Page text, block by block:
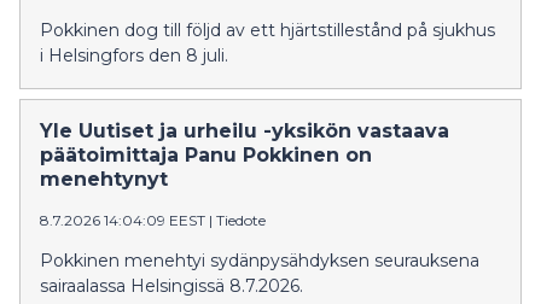
Pokkinen dog till följd av ett hjärtstillestånd på sjukhus
i Helsingfors den 8 juli.
Yle Uutiset ja urheilu -yksikön vastaava
päätoimittaja Panu Pokkinen on
menehtynyt
8.7.2026 14:04:09 EEST | Tiedote
Pokkinen menehtyi sydänpysähdyksen seurauksena
sairaalassa Helsingissä 8.7.2026.